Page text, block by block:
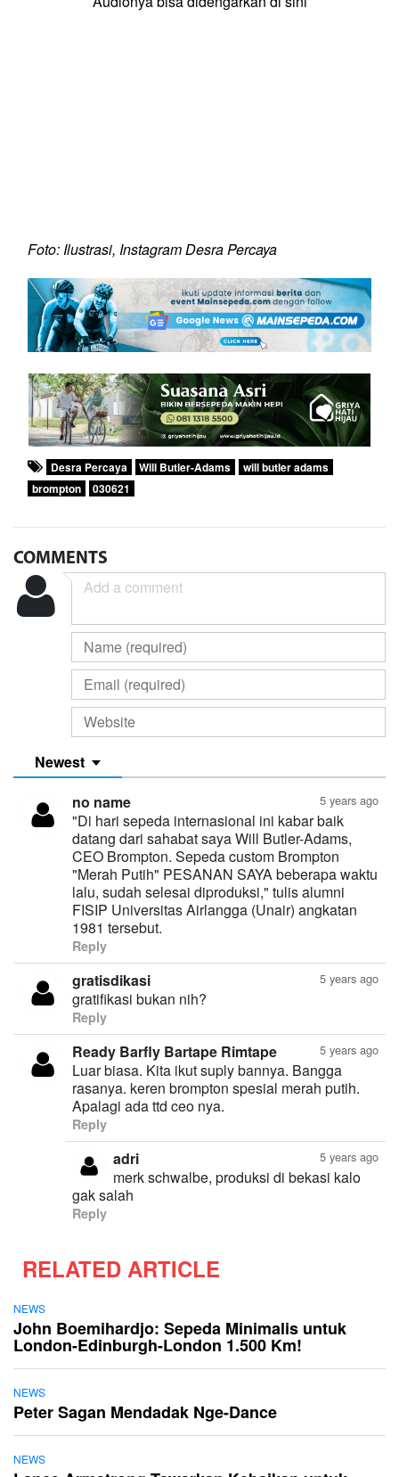
Foto: Ilustrasi, Instagram Desra Percaya
Desra Percaya Will Butler-Adams
will butler adams
brompton
030621
COMMENTS
Newest
5 years ago
no name
"Di hari sepeda internasional ini kabar baik
datang dari sahabat saya Will Butler-Adams,
CEO Brompton. Sepeda custom Brompton
"Merah Putih" PESANAN SAYA beberapa waktu
lalu, sudah selesai diproduksi," tulis alumni
FISIP Universitas Airlangga (Unair) angkatan
1981 tersebut.
Reply
5 years ago
gratisdikasi
gratifikasi bukan nih?
Reply
5 years ago
Ready Barfly Bartape Rimtape
Luar biasa. Kita ikut suply bannya. Bangga
rasanya. keren brompton spesial merah putih.
Apalagi ada ttd ceo nya.
Reply
5 years ago
adri
merk schwalbe, produksi di bekasi kalo
gak salah
Reply
RELATED ARTICLE
NEWS
John Boemihardjo: Sepeda Minimalis untuk
London-Edinburgh-London 1.500 Km!
NEWS
Peter Sagan Mendadak Nge-Dance
NEWS